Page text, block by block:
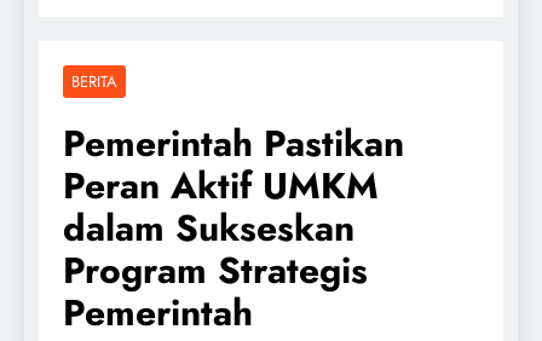
BERITA
Pemerintah Pastikan
Peran Aktif UMKM
dalam Sukseskan
Program Strategis
Pemerintah